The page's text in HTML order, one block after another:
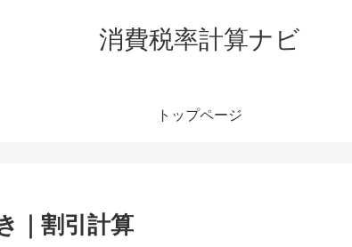
消費税率計算ナビ
トップページ
｜割引計算